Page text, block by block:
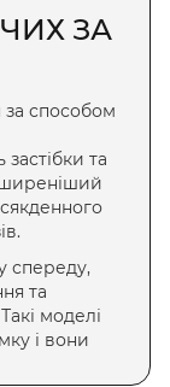
ЗА
за способом
та
спереду,
та
моделі
і вони